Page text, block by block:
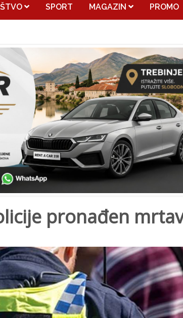
SPORT MAGAZIN PROMO
pronađen